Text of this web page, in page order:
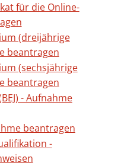
für die Online-
(dreijährige
beantragen
(sechsjährige
beantragen
- Aufnahme
beantragen
-